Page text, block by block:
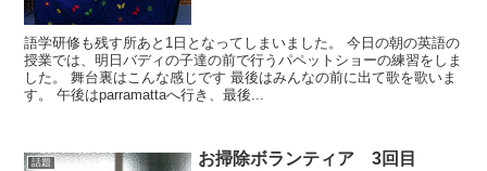
語学研修も残す所あと1日となってしまいました。 今日の朝の英語の
授業では、明日バディの子達の前で行うパペットショーの練習をしま
した。 舞台裏はこんな感じです 最後はみんなの前に出て歌を歌いま
す。 午後はparramattaへ行き、最後...
話題 お掃除ボランティア 3回目